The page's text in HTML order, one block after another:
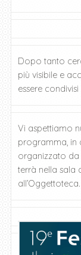
Dopo tanto
più visibile e
essere
Vi aspettiamo
programma, in
organizzato da
terrà nella sala
all’Oggettoteca.